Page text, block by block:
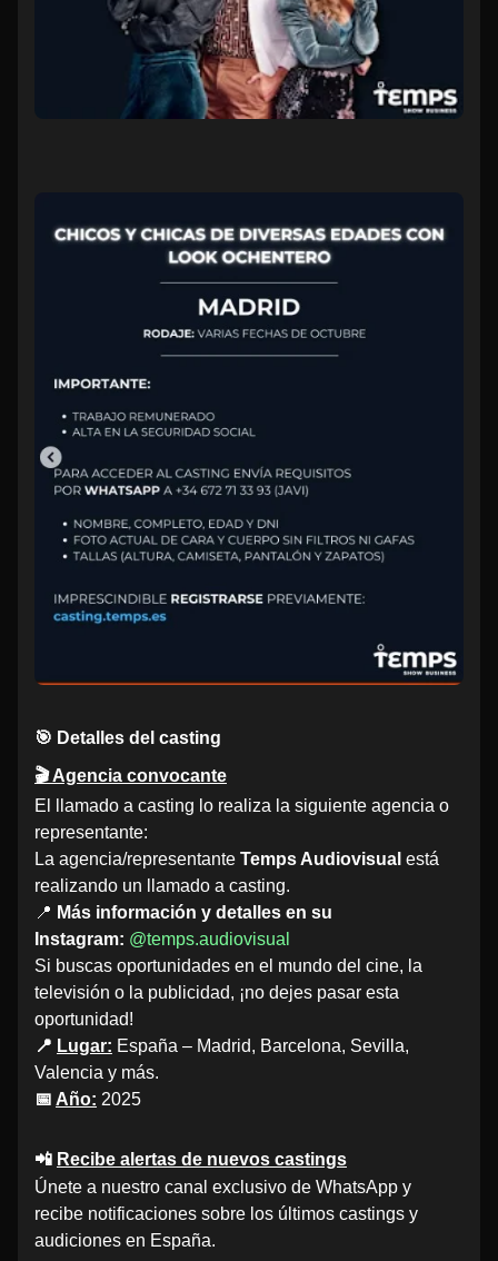
🎯 Detalles del casting
🎬 Agencia convocante
El llamado a casting lo realiza la siguiente agencia o
representante:
La agencia/representante Temps Audiovisual está
realizando un llamado a casting.
📍 Más información y detalles en su
Instagram: @temps.audiovisual
Si buscas oportunidades en el mundo del cine, la
televisión o la publicidad, ¡no dejes pasar esta
oportunidad!
📍 Lugar: España – Madrid, Barcelona, Sevilla,
Valencia y más.
📅 Año: 2025
📲 Recibe alertas de nuevos castings
Únete a nuestro canal exclusivo de WhatsApp y
recibe notificaciones sobre los últimos castings y
audiciones en España.